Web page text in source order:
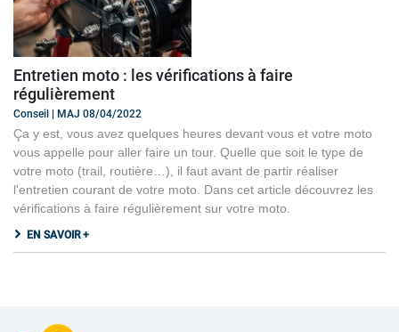
Entretien moto : les vérifications à faire
régulièrement
Conseil | MAJ 08/04/2022
Ça y est, vous avez quelques heures devant vous et votre moto
vous appelle pour aller faire un tour. Quelle que soit le type de
votre moto (trail, routière…), il faut avant de partir réaliser
l'entretien courant de votre moto. Dans cet article découvrez les
vérifications à faire régulièrement sur votre moto.
EN SAVOIR +